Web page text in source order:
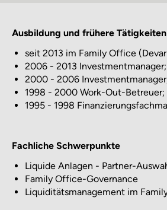
Ausbildung und frühere Tätigkeiten
seit 2013 im Family Office
2006 - 2013
2000 - 2006
1998 - 2000 Work-Out-Betreuer;
1995 - 1998
Fachliche Schwerpunkte
Liquide Anlagen - Partner-
Family Office-Governance
Liquiditätsmanagement im